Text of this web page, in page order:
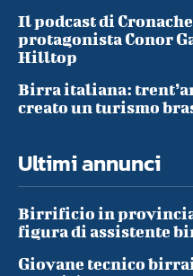
Il podcast di
protagonista Conor
Hilltop
Birra italiana:
creato un turismo
Ultimi annunci
Birrificio in provincia
figura di assistente
Giovane tecnico